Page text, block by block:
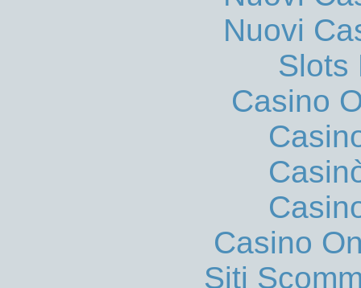
Nuovi
Slots
Casino
Casino
Siti